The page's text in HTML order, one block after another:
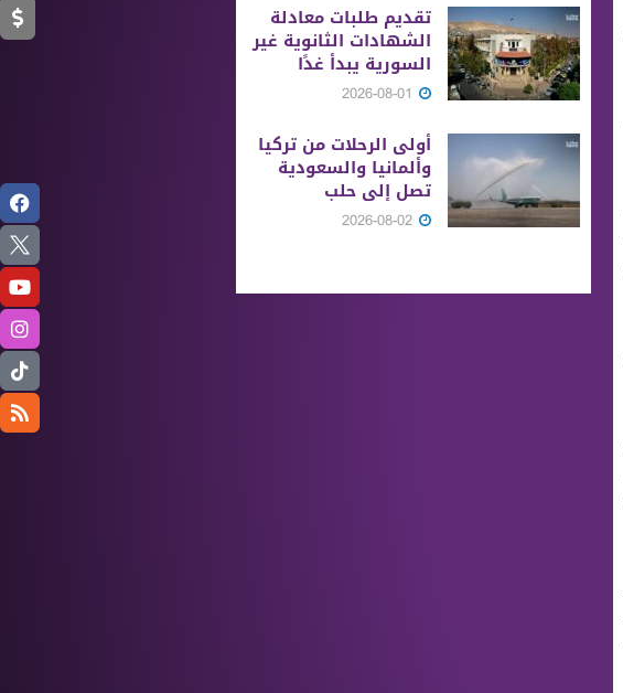
تقديم طلبات معادلة
الشهادات الثانوية ‏غير
السورية يبدأ غدًا
أولى الرحلات من ‏تركيا
وألمانيا والسعودية
تصل إلى حلب